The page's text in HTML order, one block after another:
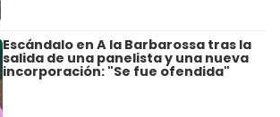
Escándalo en A la Barbarossa tras la
salida de una panelista y una nueva
incorporación: "Se fue ofendida"